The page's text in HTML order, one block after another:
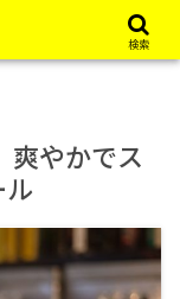
爽やかでス
検索